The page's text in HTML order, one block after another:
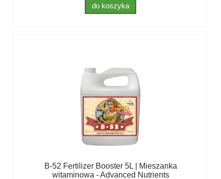
do koszyka
B-52 Fertilizer Booster 5L | Mieszanka
witaminowa - Advanced Nutrients